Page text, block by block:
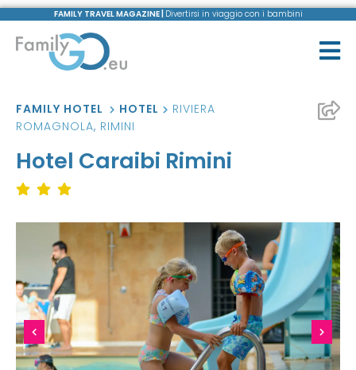
FAMILY TRAVEL MAGAZINE | Divertirsi in viaggio con i bambini
FAMILY HOTEL HOTEL
RIVIERA
ROMAGNOLA, RIMINI
Hotel Caraibi Rimini